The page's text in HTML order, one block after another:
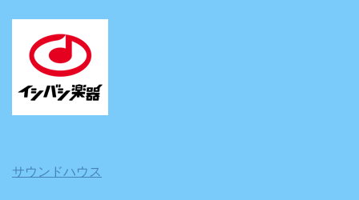
サウンドハウス